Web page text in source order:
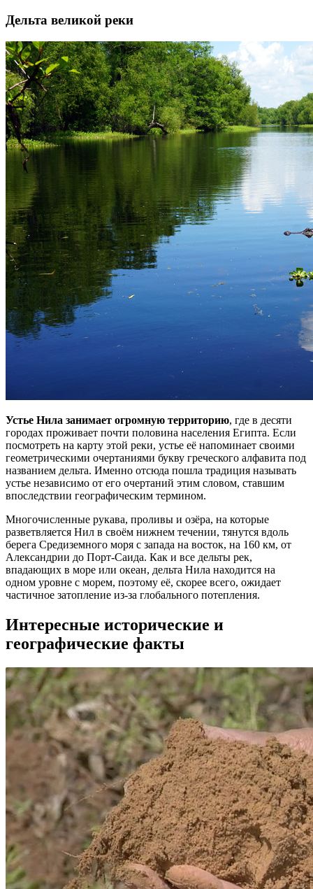
Дельта великой реки
Устье Нила занимает огромную территорию, где в десяти
городах проживает почти половина населения Египта. Если
посмотреть на карту этой реки, устье её напоминает своими
геометрическими очертаниями букву греческого алфавита под
названием дельта. Именно отсюда пошла традиция называть
устье независимо от его очертаний этим словом, ставшим
впоследствии географическим термином.
Многочисленные рукава, проливы и озёра, на которые
разветвляется Нил в своём нижнем течении, тянутся вдоль
берега Средиземного моря с запада на восток, на 160 км, от
Александрии до Порт-Саида. Как и все дельты рек,
впадающих в море или океан, дельта Нила находится на
одном уровне с морем, поэтому её, скорее всего, ожидает
частичное затопление из-за глобального потепления.
Интересные исторические и
географические факты